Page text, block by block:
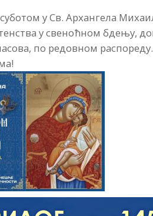
у Св. Архангела
у свеноћном бдењу,
по редовном распореду.